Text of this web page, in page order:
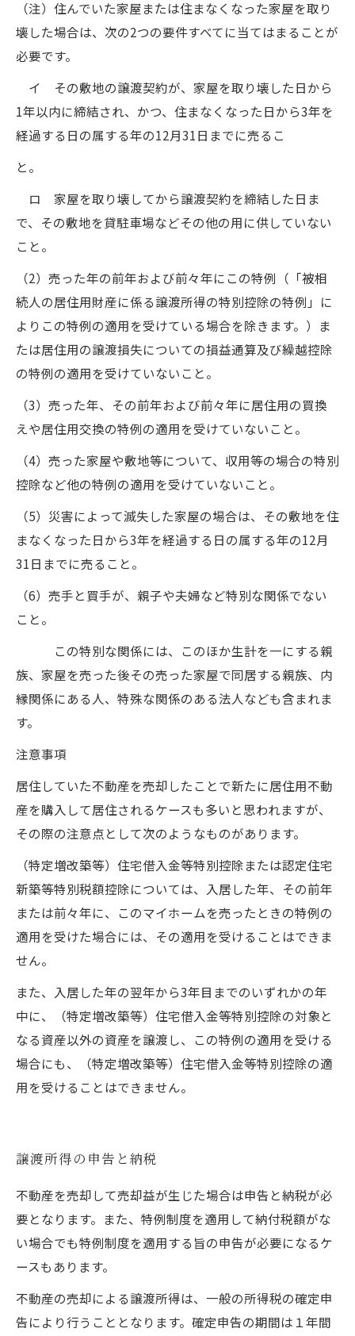
（注）住んでいた家屋または住まなくなった家屋を取り
壊した場合は、次の2つの要件すべてに当てはまることが
必要です。
イ その敷地の譲渡契約が、家屋を取り壊した日から
1年以内に締結され、かつ、住まなくなった日から3年を
経過する日の属する年の12月31日までに売るこ
と。
ロ 家屋を取り壊してから譲渡契約を締結した日ま
で、その敷地を貸駐車場などその他の用に供していない
こと。
（2）売った年の前年および前々年にこの特例（「被相
続人の居住用財産に係る譲渡所得の特別控除の特例」に
よりこの特例の適用を受けている場合を除きます。）ま
たは居住用の譲渡損失についての損益通算及び繰越控除
の特例の適用を受けていないこと。
（3）売った年、その前年および前々年に居住用の買換
えや居住用交換の特例の適用を受けていないこと。
（4）売った家屋や敷地等について、収用等の場合の特別
控除など他の特例の適用を受けていないこと。
（5）災害によって滅失した家屋の場合は、その敷地を住
まなくなった日から3年を経過する日の属する年の12月
31日までに売ること。
（6）売手と買手が、親子や夫婦など特別な関係でない
こと。
この特別な関係には、このほか生計を一にする親
族、家屋を売った後その売った家屋で同居する親族、内
縁関係にある人、特殊な関係のある法人なども含まれま
す。
注意事項
居住していた不動産を売却したことで新たに居住用不動
産を購入して居住されるケースも多いと思われますが、
その際の注意点として次のようなものがあります。
（特定増改築等）住宅借入金等特別控除または認定住宅
新築等特別税額控除については、入居した年、その前年
または前々年に、このマイホームを売ったときの特例の
適用を受けた場合には、その適用を受けることはできま
せん。
また、入居した年の翌年から3年目までのいずれかの年
中に、（特定増改築等）住宅借入金等特別控除の対象と
なる資産以外の資産を譲渡し、この特例の適用を受ける
場合にも、（特定増改築等）住宅借入金等特別控除の適
用を受けることはできません。
譲渡所得の申告と納税
不動産を売却して売却益が生じた場合は申告と納税が必
要となります。また、特例制度を適用して納付税額がな
い場合でも特例制度を適用する旨の申告が必要になるケ
ースもあります。
不動産の売却による譲渡所得は、一般の所得税の確定申
告により行うこととなります。確定申告の期間は１年間